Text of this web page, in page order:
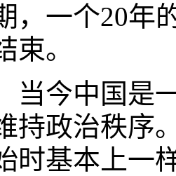
，一个20年
束。
当今中国是
持政治秩序
时基本上一